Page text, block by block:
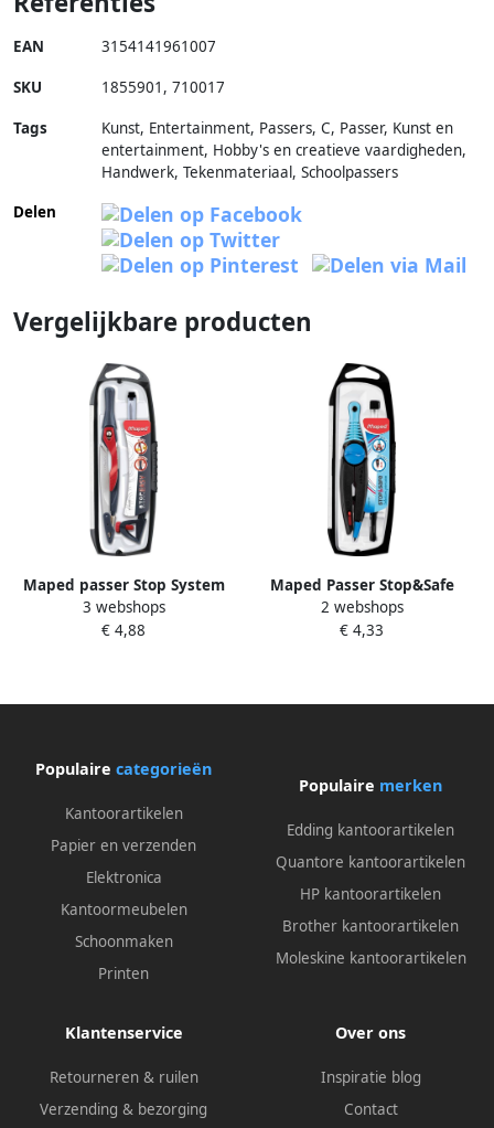
EAN 3154141961007
SKU 1855901 , 710017
Tags
Kunst, Entertainment, Passers, C, Passer, Kunst en
entertainment, Hobby's en creatieve vaardigheden,
Handwerk, Tekenmateriaal, Schoolpassers
Delen
Vergelijkbare producten
Maped passer Stop System
Innovation 3-delig op blister
3 webshops
€ 4,88
Maped Passer Stop&Safe
3delig display Ã¡ 10 stuks
assorti
2 webshops
€ 4,33
Populaire categorieën
Kantoorartikelen
Papier en verzenden
Elektronica
Kantoormeubelen
Schoonmaken
Printen
Populaire merken
Edding kantoorartikelen
Quantore kantoorartikelen
HP kantoorartikelen
Brother kantoorartikelen
Moleskine kantoorartikelen
Klantenservice
Retourneren & ruilen
Verzending & bezorging
Over ons
Inspiratie blog
Contact